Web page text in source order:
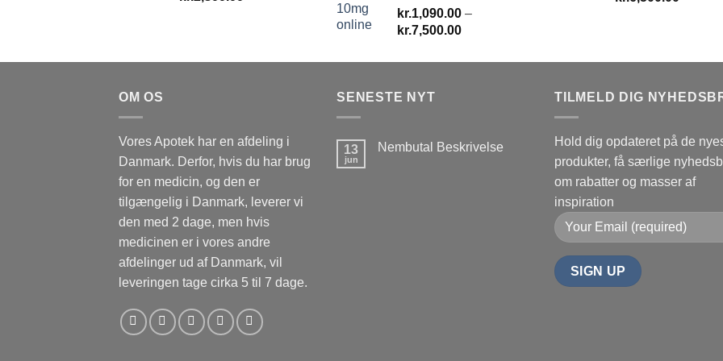
kr.1,090.00 –
kr.7,500.00Prisinterval:
til
OM OS
Vores Apotek har en afdeling i
Danmark. Derfor, hvis du har brug
for en medicin, og den er
tilgængelig i Danmark, leverer vi
den med 2 dage, men hvis
medicinen er i vores andre
afdelinger ud af Danmark, vil
leveringen tage cirka 5 til 7 dage.
SENESTE NYT
13
jun
Nembutal Beskrivelse
TILMELD DIG
Hold dig opdateret på de
produkter, få særlige
om rabatter og masser af
inspiration